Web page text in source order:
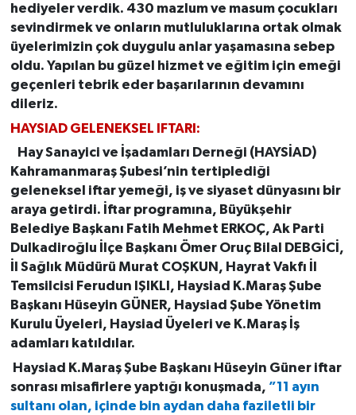
hediyeler verdik. 430 mazlum ve masum çocukları
sevindirmek ve onların mutluluklarına ortak olmak
üyelerimizin çok duygulu anlar yaşamasına sebep
oldu. Yapılan bu güzel hizmet ve eğitim için emeği
geçenleri tebrik eder başarılarının devamını
dileriz.
HAYSIAD GELENEKSEL IFTARI:
Hay Sanayici ve İşadamları Derneği (HAYSİAD)
Kahramanmaraş Şubesi’nin tertiplediği
geleneksel iftar yemeği, iş ve siyaset dünyasını bir
araya getirdi. İftar programına, Büyükşehir
Belediye Başkanı Fatih Mehmet ERKOÇ, Ak Parti
Dulkadiroğlu İlçe Başkanı Ömer Oruç Bilal DEBGİCİ,
İl Sağlık Müdürü Murat COŞKUN, Hayrat Vakfı İl
Temsilcisi Ferudun IŞIKLI, Haysiad K.Maraş Şube
Başkanı Hüseyin GÜNER, Haysiad Şube Yönetim
Kurulu Üyeleri, Haysiad Üyeleri ve K.Maraş İş
adamları katıldılar.
Haysiad K.Maraş Şube Başkanı Hüseyin Güner iftar
sonrası misafirlere yaptığı konuşmada, ”11 ayın
sultanı olan, içinde bin aydan daha faziletli bir